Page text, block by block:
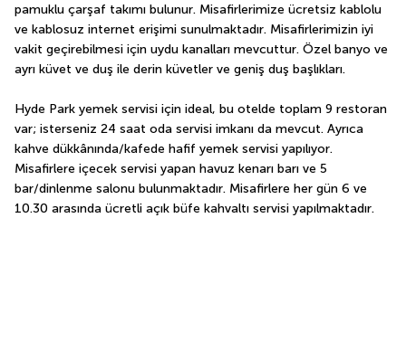
pamuklu çarşaf takımı bulunur. Misafirlerimize ücretsiz kablolu
ve kablosuz internet erişimi sunulmaktadır. Misafirlerimizin iyi
vakit geçirebilmesi için uydu kanalları mevcuttur. Özel banyo ve
ayrı küvet ve duş ile derin küvetler ve geniş duş başlıkları.
Hyde Park yemek servisi için ideal, bu otelde toplam 9 restoran
var; isterseniz 24 saat oda servisi imkanı da mevcut. Ayrıca
kahve dükkânında/kafede hafif yemek servisi yapılıyor.
Misafirlere içecek servisi yapan havuz kenarı barı ve 5
bar/dinlenme salonu bulunmaktadır. Misafirlere her gün 6 ve
10.30 arasında ücretli açık büfe kahvaltı servisi yapılmaktadır.